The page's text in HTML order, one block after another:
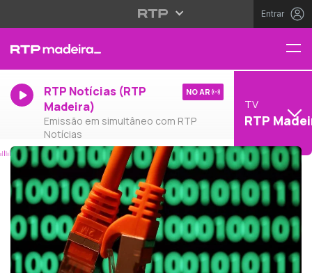
Entrar
RTP Notícias (RTP
Madeira)
Emissão em simultâneo com RTP
Notícias
NO AR
TV
RTP